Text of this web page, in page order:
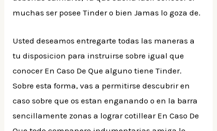
muchas ser posee Tinder o bien Jamas lo goza de.
Usted deseamos entregarte todas las maneras a
tu disposicion para instruirse sobre igual que
conocer En Caso De Que alguno tiene Tinder.
Sobre esta forma, vas a permitirse descubrir en
caso sobre que os estan enganando o en la barra
sencillamente zonas a lograr cotillear En Caso De